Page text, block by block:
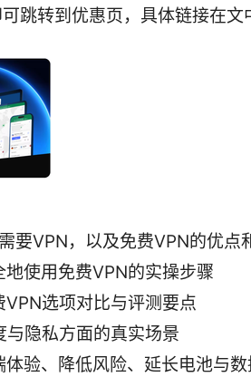
跳转到优惠页，具体链接在文
要VPN，以及免费VPN的优点
使用免费VPN的实操步骤
选项对比与评测要点
隐私方面的真实场景
验、降低风险、延长电池与